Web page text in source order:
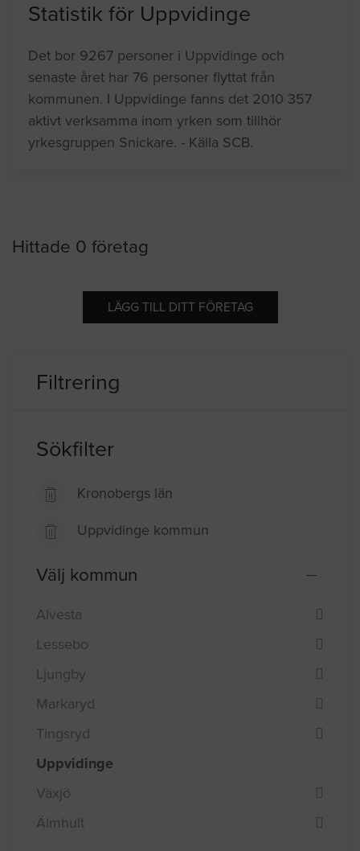
Statistik för Uppvidinge
Det bor 9267 personer i Uppvidinge och
senaste året har 76 personer flyttat från
kommunen. I Uppvidinge fanns det 2010 357
aktivt verksamma inom yrken som tillhör
yrkesgruppen Snickare. - Källa SCB.
Hittade 0 företag
LÄGG TILL DITT FÖRETAG
Filtrering
Sökfilter
Kronobergs län
Uppvidinge kommun
Välj kommun
Alvesta
Lessebo
Ljungby
Markaryd
Tingsryd
Uppvidinge
Växjö
Älmhult